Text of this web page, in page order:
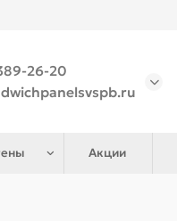
26-20
Акции